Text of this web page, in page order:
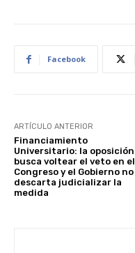
Facebook
ARTÍCULO ANTERIOR
Financiamiento
Universitario: la oposición
busca voltear el veto en el
Congreso y el Gobierno no
descarta judicializar la
medida